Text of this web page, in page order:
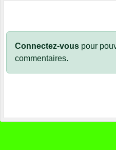
Connectez-vous pour
commentaires.